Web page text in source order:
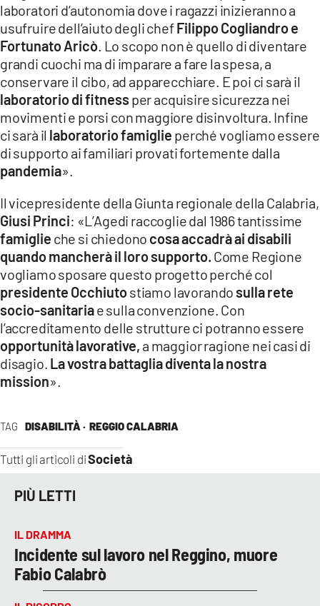
TAG DISABILITÀ · REGGIO CALABRIA
Tutti gli articoli diSocietà
laboratori d’autonomia dove i ragazzi inizieranno a
usufruire dell’aiuto degli chefFilippo Cogliandro e
Fortunato Aricò . Lo scopo non è quello di diventare
grandi cuochi ma di imparare a fare la spesa, a
conservare il cibo, ad apparecchiare. E poi ci sarà il
laboratorio di fitness per acquisire sicurezza nei
movimenti e porsi con maggiore disinvoltura. Infine
ci sarà il laboratorio famiglie perché vogliamo essere
di supporto ai familiari provati fortemente dalla
pandemia».
Il vicepresidente della Giunta regionale della Calabria,
Giusi Princi: «L’Agedi raccoglie dal 1986 tantissime
famiglie che si chiedono cosa accadrà ai disabili
quando mancherà il loro supporto. Come Regione
vogliamo sposare questo progetto perché col
presidente Occhiutostiamo lavorando sulla rete
socio-sanitariae sulla convenzione. Con
l’accreditamento delle strutture ci potranno essere
opportunità lavorative, a maggior ragione nei casi di
disagio. La vostra battaglia diventa la nostra
mission».
PIÙ LETTI
IL DRAMMA
Incidente sul lavoro nel Reggino, muore
Fabio Calabrò